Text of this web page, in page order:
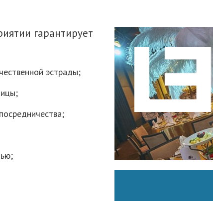
гарантирует
эстрады;